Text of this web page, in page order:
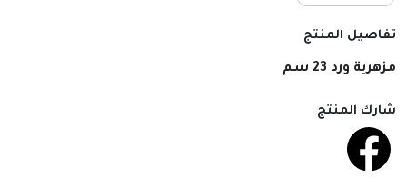
تفاصيل المنتج
مزهرية ورد 23 سم
شارك المنتج